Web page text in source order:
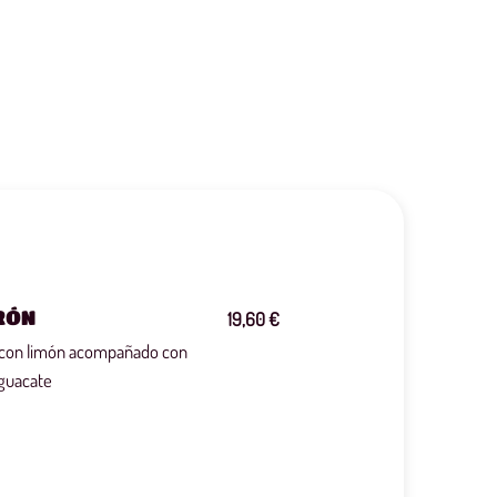
limón acompañado con
19,60 €